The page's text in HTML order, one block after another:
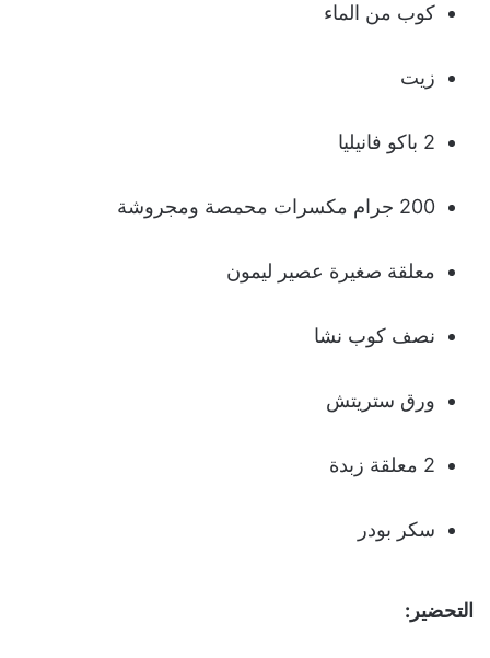
كوب من الماء
زيت
2 باكو فانيليا
200 جرام مكسرات محمصة ومجروشة
معلقة صغيرة عصير ليمون
نصف كوب نشا
ورق ستريتش
2 معلقة زبدة
سكر بودر
التحضير: